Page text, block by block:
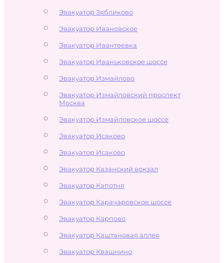
Эвакуатор Зябликово
Эвакуатор Ивановское
Эвакуатор Ивантеевка
Эвакуатор Иваньковское шоссе
Эвакуатор Измайлово
Эвакуатор Измайловский проспект
Москва
Эвакуатор Измайловское шоссе
Эвакуатор Исаково
Эвакуатор Исаково
Эвакуатор Казанский вокзал
Эвакуатор Капотня
Эвакуатор Карачаровское шоссе
Эвакуатор Карпово
Эвакуатор Каштановая аллея
Эвакуатор Квашнино